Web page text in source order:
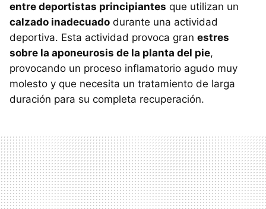
entre deportistas principiantes que utilizan un
calzado inadecuado durante una actividad
deportiva. Esta actividad provoca gran estres
sobre la aponeurosis de la planta del pie,
provocando un proceso inflamatorio agudo muy
molesto y que necesita un tratamiento de larga
duración para su completa recuperación.